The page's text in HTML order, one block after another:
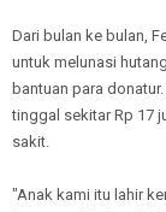
Dari bulan ke bulan,
untuk melunasi
bantuan para
tinggal sekitar Rp 17
sakit.
"Anak kami itu lahir